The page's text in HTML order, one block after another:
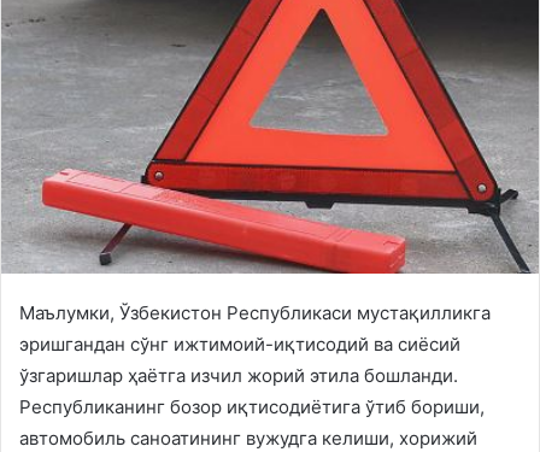
Маълумки, Ўзбекистон Республикаси мустақилликга
эришгандан сўнг ижтимоий-иқтисодий ва сиёсий
ўзгаришлар ҳаётга изчил жорий этила бошланди.
Республиканинг бозор иқтисодиётига ўтиб бориши,
автомобиль саноатининг вужудга келиши, хорижий